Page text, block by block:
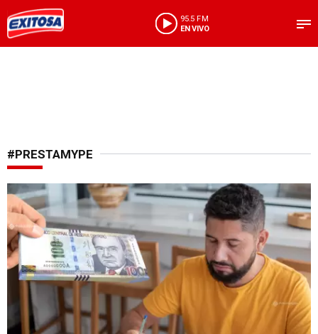
95.5 FM
EN VIVO
#PRESTAMYPE
Ordena tus finanzas